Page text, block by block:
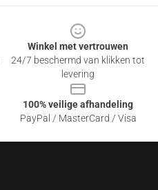
Winkel met vertrouwen
24/7 beschermd van klikken tot
levering
100% veilige afhandeling
PayPal / MasterCard / Visa